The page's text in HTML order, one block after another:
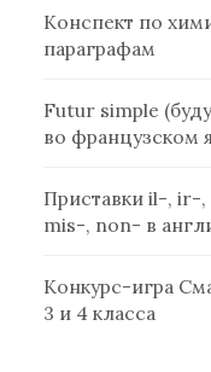
Конспект по
параграфам
Futur simple
во французском
Приставки il-, ir-
mis-, non- в
Конкурс-игра
3 и 4 класса